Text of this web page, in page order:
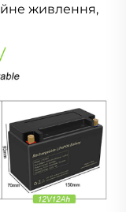
живлення,